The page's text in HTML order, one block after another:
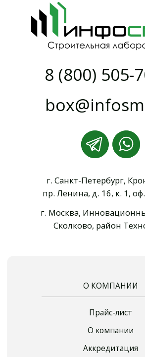
Испытания бетона на прочность
Коэффициент уплотнения песка и засыпок
Контроль сварных соединений ВИК и УЗК
Испытание стяжки на прочность
Уплотнение щебня и ПГС
Контроль длины и сплошности свай
Контроль уплотнения асфальтобетона
Испытание арматуры и каркасов
Выборочный лабораторный контроль
© ООО "ИНФОСМИТ",
Политика конфиденциальности